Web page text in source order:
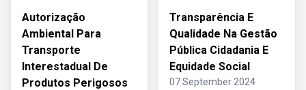
Autorização
Ambiental Para
Transporte
Interestadual De
Produtos Perigosos
Transparência E
Qualidade Na Gestão
Pública Cidadania E
Equidade Social
07 September 2024